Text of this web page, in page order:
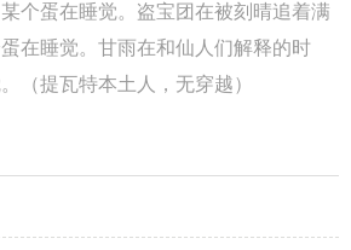
个蛋在睡觉。盗宝团在被刻晴追着满
在睡觉。甘雨在和仙人们解释的时
（提瓦特本土人，无穿越）